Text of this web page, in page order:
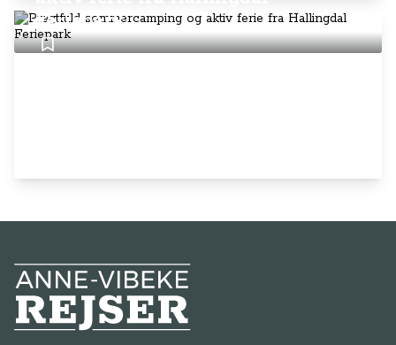
Feriepark
Anne-Vibeke Rejser